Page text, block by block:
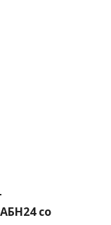
со